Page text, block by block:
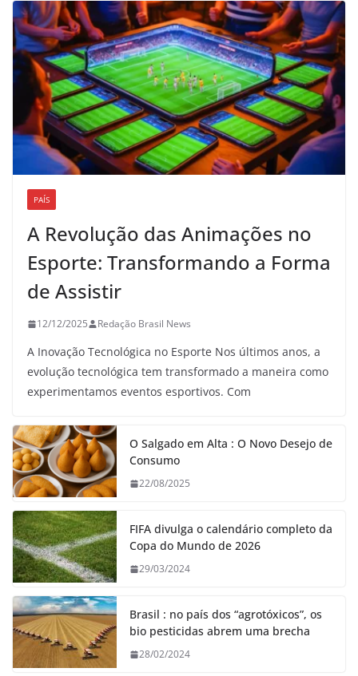
PAÍS
A Revolução das Animações no
Esporte: Transformando a Forma
de Assistir
12/12/2025 Redação Brasil News
A Inovação Tecnológica no Esporte Nos últimos anos, a
evolução tecnológica tem transformado a maneira como
experimentamos eventos esportivos. Com
O Salgado em Alta : O Novo Desejo de
Consumo
22/08/2025
FIFA divulga o calendário completo da
Copa do Mundo de 2026
29/03/2024
Brasil : no país dos “agrotóxicos”, os
bio pesticidas abrem uma brecha
28/02/2024